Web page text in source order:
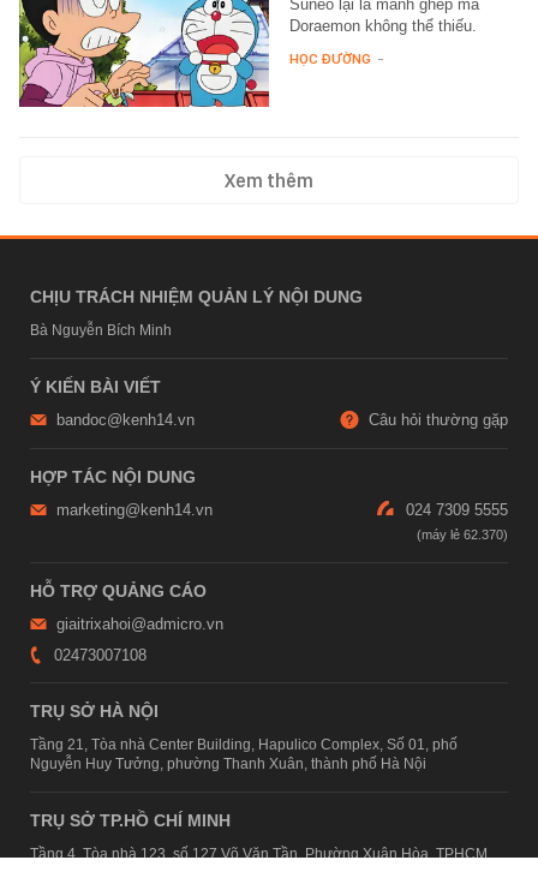
Suneo lại là mảnh ghép mà
Doraemon không thể thiếu.
HỌC ĐƯỜNG -
Xem thêm
CHỊU TRÁCH NHIỆM QUẢN LÝ NỘI DUNG
Bà Nguyễn Bích Minh
Ý KIẾN BÀI VIẾT
bandoc@kenh14.vn Câu hỏi thường gặp
HỢP TÁC NỘI DUNG
marketing@kenh14.vn 024 7309 5555
HỖ TRỢ QUẢNG CÁO
giaitrixahoi@admicro.vn
02473007108
TRỤ SỞ HÀ NỘI
Tầng 21, Tòa nhà Center Building, Hapulico Complex, Số 01, phố
Nguyễn Huy Tưởng, phường Thanh Xuân, thành phố Hà Nội
TRỤ SỞ TP.HỒ CHÍ MINH
Tầng 4, Tòa nhà 123, số 127 Võ Văn Tần, Phường Xuân Hòa, TPHCM